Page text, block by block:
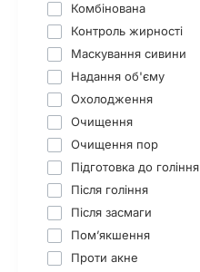
Комбінована
Контроль жирності
Маскування сивини
Надання об'єму
Охолодження
Очищення
Очищення пор
Підготовка до гоління
Після гоління
Після засмаги
Пом’якшення
Проти акне